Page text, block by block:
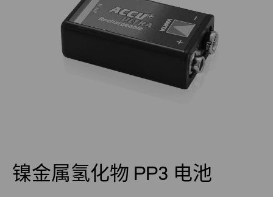
镍金属氢化物 PP3 电池